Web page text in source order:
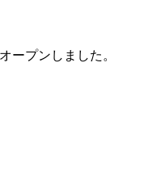
ープンしました。